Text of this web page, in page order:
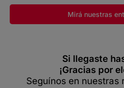
Mirá nuestras
Si llegaste
¡Gracias por
Seguínos en nuestras